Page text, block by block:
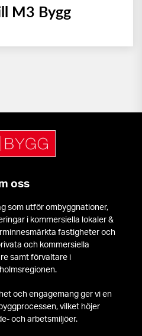
M3 Bygg
oss
som utför ombyggnationer,
i kommersiella lokaler &
fastigheter och
och kommersiella
samt förvaltare i
och engagemang ger vi en
vilket höjer
och arbetsmiljöer.